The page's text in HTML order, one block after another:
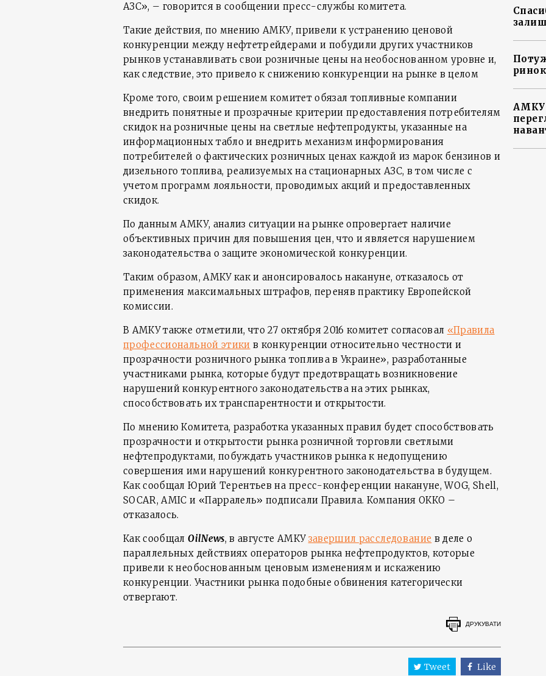
АЗС», – говорится в сообщении пресс-службы комитета.
Такие действия, по мнению АМКУ, привели к устранению ценовой
конкуренции между нефтетрейдерами и побудили других участников
рынков устанавливать свои розничные цены на необоснованном уровне и,
как следствие, это привело к снижению конкуренции на рынке в целом
Кроме того, своим решением комитет обязал топливные компании
внедрить понятные и прозрачные критерии предоставления потребителям
скидок на розничные цены на светлые нефтепродукты, указанные на
информационных табло и внедрить механизм информирования
потребителей о фактических розничных ценах каждой из марок бензинов и
дизельного топлива, реализуемых на стационарных АЗС, в том числе с
учетом программ лояльности, проводимых акций и предоставленных
скидок.
По данным АМКУ, анализ ситуации на рынке опровергает наличие
объективных причин для повышения цен, что и является нарушением
законодательства о защите экономической конкуренции.
Таким образом, АМКУ как и анонсировалось накануне, отказалось от
применения максимальных штрафов, переняв практику Европейской
комиссии.
В АМКУ также отметили, что 27 октября 2016 комитет согласовал «Правила
профессиональной этики в конкуренции относительно честности и
прозрачности розничного рынка топлива в Украине», разработанные
участниками рынка, которые будут предотвращать возникновение
нарушений конкурентного законодательства на этих рынках,
способствовать их транспарентности и открытости.
По мнению Комитета, разработка указанных правил будет способствовать
прозрачности и открытости рынка розничной торговли светлыми
нефтепродуктами, побуждать участников рынка к недопущению
совершения ими нарушений конкурентного законодательства в будущем.
Как сообщал Юрий Терентьев на пресс-конференции накануне, WOG, Shell,
SOCAR, AMIC и «Парралель» подписали Правила. Компания ОККО –
отказалось.
Как сообщалOilNews, в августе АМКУ завершил расследование в деле о
параллельных действиях операторов рынка нефтепродуктов, которые
привели к необоснованным ценовым изменениям и искажению
конкуренции. Участники рынка подобные обвинения категорически
отвергают.
ДРУКУВАТИ
Tweet Like
АМКУ